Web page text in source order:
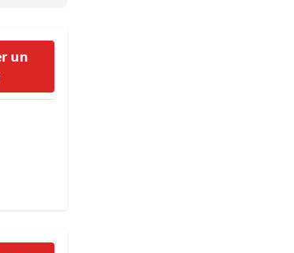
organiser l'activité de Syndic
belles demeures, châteaux et traits de côte
un